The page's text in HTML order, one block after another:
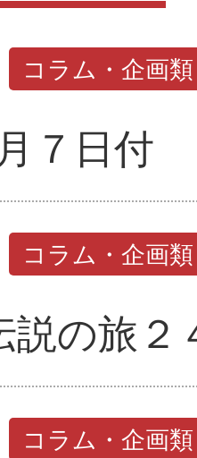
コラム・企画類
７日付
コラム・企画類
の旅２
コラム・企画類